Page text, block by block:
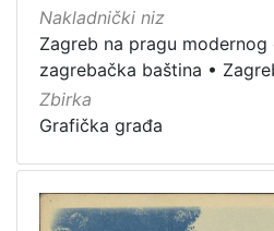
Nakladnički niz
Zagreb na pragu modernog
zagrebačka baština •
Zbirka
Grafička građa